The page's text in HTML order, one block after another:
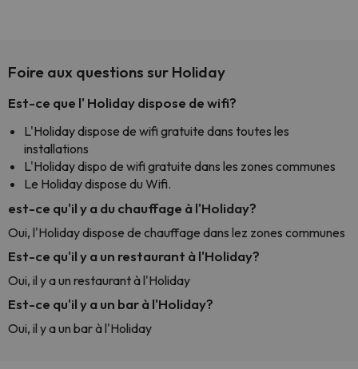
Foire aux questions sur Holiday
Est-ce que l' Holiday dispose de wifi?
L'Holiday dispose de wifi gratuite dans toutes les
installations
L'Holiday dispo de wifi gratuite dans les zones communes
Le Holiday dispose du Wifi.
est-ce qu'il y a du chauffage à l'Holiday?
Oui, l'Holiday dispose de chauffage dans lez zones communes
Est-ce qu'il y a un restaurant à l'Holiday?
Oui, il y a un restaurant à l'Holiday
Est-ce qu'il y a un bar à l'Holiday?
Oui, il y a un bar à l'Holiday